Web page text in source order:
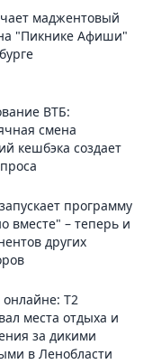
маджентовый
"Пикнике Афиши"
ВТБ:
смена
кешбэка создает
программу
вместе" – теперь и
других
Т2
места отдыха и
за дикими
в Ленобласти